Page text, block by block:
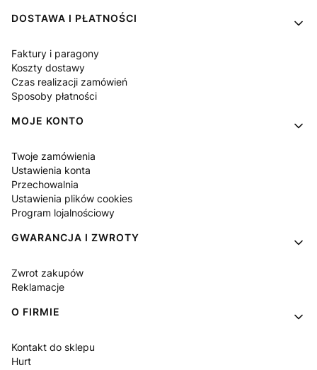
DOSTAWA I PŁATNOŚCI
Faktury i paragony
Koszty dostawy
Czas realizacji zamówień
Sposoby płatności
MOJE KONTO
Twoje zamówienia
Ustawienia konta
Przechowalnia
Ustawienia plików cookies
Program lojalnościowy
GWARANCJA I ZWROTY
Zwrot zakupów
Reklamacje
O FIRMIE
Kontakt do sklepu
Hurt